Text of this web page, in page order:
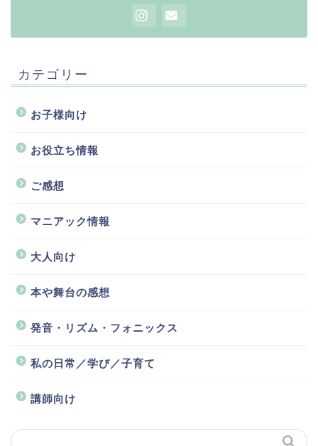
カテゴリー
お子様向け
お役立ち情報
ご感想
マニアック情報
大人向け
本や舞台の感想
発音・リズム・フォニックス
私の日常／学び／子育て
講師向け